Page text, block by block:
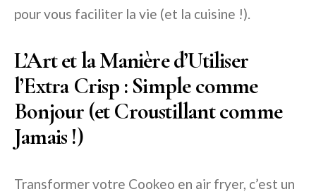
pour vous faciliter la vie (et la cuisine !).
L’Art et la Manière d’Utiliser
l’Extra Crisp : Simple comme
Bonjour (et Croustillant comme
Jamais !)
Transformer votre Cookeo en air fryer, c’est un